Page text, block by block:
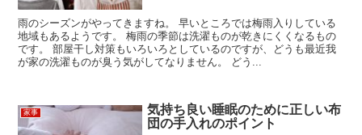
雨のシーズンがやってきますね。 早いところでは梅雨入りしている
地域もあるようです。 梅雨の季節は洗濯ものが乾きにくくなるもの
です。 部屋干し対策もいろいろとしているのですが、どうも最近我
が家の洗濯ものが臭う気がしてなりません。 どう...
家事
気持ち良い睡眠のために正しい布
団の手入れのポイント